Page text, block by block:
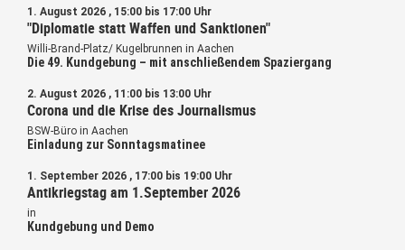
1. August 2026 , 15:00 bis 17:00 Uhr
"Diplomatie statt Waffen und Sanktionen"
Willi-Brand-Platz/ Kugelbrunnen in Aachen
Die 49. Kundgebung – mit anschließendem Spaziergang
2. August 2026 , 11:00 bis 13:00 Uhr
Corona und die Krise des Journalismus
BSW-Büro in Aachen
Einladung zur Sonntagsmatinee
1. September 2026 , 17:00 bis 19:00 Uhr
Antikriegstag am 1.September 2026
in
Kundgebung und Demo